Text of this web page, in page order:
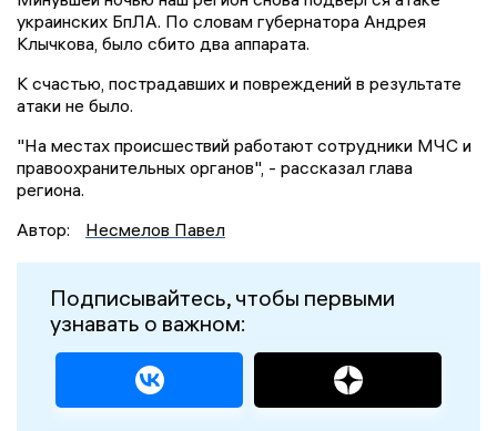
украинских БпЛА. По словам губернатора Андрея
Клычкова, было сбито два аппарата.
К счастью, пострадавших и повреждений в результате
атаки не было.
"На местах происшествий работают сотрудники МЧС и
правоохранительных органов", - рассказал глава
региона.
Автор:
Несмелов Павел
Подписывайтесь, чтобы первыми
узнавать о важном: